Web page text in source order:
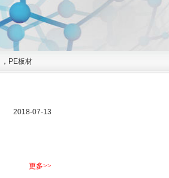
， PE板材
2018-07-13
更多>>